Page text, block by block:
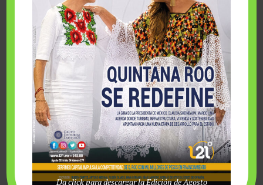
Fairmont Mayakoba y Make-A-Wish México unieron
esfuerzos para hacer realidad el deseo de una …
Da click para descargar la Edición de Agosto